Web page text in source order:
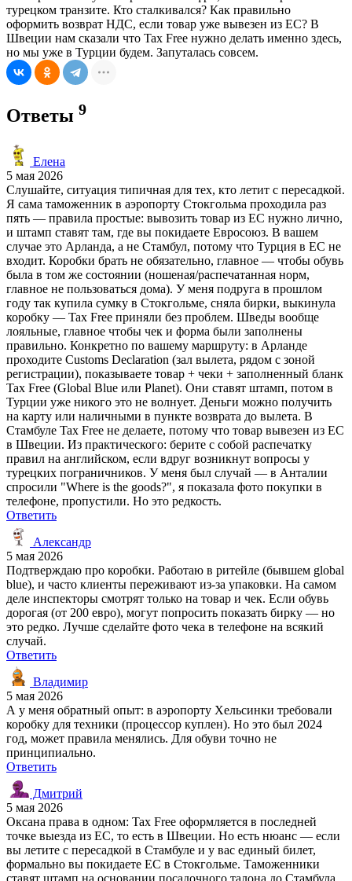
турецком транзите. Кто сталкивался? Как правильно
оформить возврат НДС, если товар уже вывезен из ЕС? В
Швеции нам сказали что Tax Free нужно делать именно здесь,
но мы уже в Турции будем. Запуталась совсем.
Ответы 9
Елена
5 мая 2026
Слушайте, ситуация типичная для тех, кто летит с пересадкой.
Я сама таможенник в аэропорту Стокгольма проходила раз
пять — правила простые: вывозить товар из ЕС нужно лично,
и штамп ставят там, где вы покидаете Евросоюз. В вашем
случае это Арланда, а не Стамбул, потому что Турция в ЕС не
входит. Коробки брать не обязательно, главное — чтобы обувь
была в том же состоянии (ношеная/распечатанная норм,
главное не пользоваться дома). У меня подруга в прошлом
году так купила сумку в Стокгольме, сняла бирки, выкинула
коробку — Tax Free приняли без проблем. Шведы вообще
лояльные, главное чтобы чек и форма были заполнены
правильно. Конкретно по вашему маршруту: в Арланде
проходите Customs Declaration (зал вылета, рядом с зоной
регистрации), показываете товар + чеки + заполненный бланк
Tax Free (Global Blue или Planet). Они ставят штамп, потом в
Турции уже никого это не волнует. Деньги можно получить
на карту или наличными в пункте возврата до вылета. В
Стамбуле Tax Free не делаете, потому что товар вывезен из ЕС
в Швеции. Из практического: берите с собой распечатку
правил на английском, если вдруг возникнут вопросы у
турецких пограничников. У меня был случай — в Анталии
спросили "Where is the goods?", я показала фото покупки в
телефоне, пропустили. Но это редкость.
Ответить
Александр
5 мая 2026
Подтверждаю про коробки. Работаю в ритейле (бывшем global
blue), и часто клиенты переживают из-за упаковки. На самом
деле инспекторы смотрят только на товар и чек. Если обувь
дорогая (от 200 евро), могут попросить показать бирку — но
это редко. Лучше сделайте фото чека в телефоне на всякий
случай.
Ответить
Владимир
5 мая 2026
А у меня обратный опыт: в аэропорту Хельсинки требовали
коробку для техники (процессор куплен). Но это был 2024
год, может правила менялись. Для обуви точно не
принципиально.
Ответить
Дмитрий
5 мая 2026
Оксана права в одном: Tax Free оформляется в последней
точке выезда из ЕС, то есть в Швеции. Но есть нюанс — если
вы летите с пересадкой в Стамбуле и у вас единый билет,
формально вы покидаете ЕС в Стокгольме. Таможенники
ставят штамп на основании посадочного талона до Стамбула.